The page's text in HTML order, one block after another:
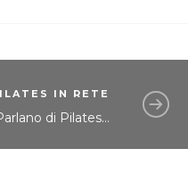
IN RETE
di Pilates...